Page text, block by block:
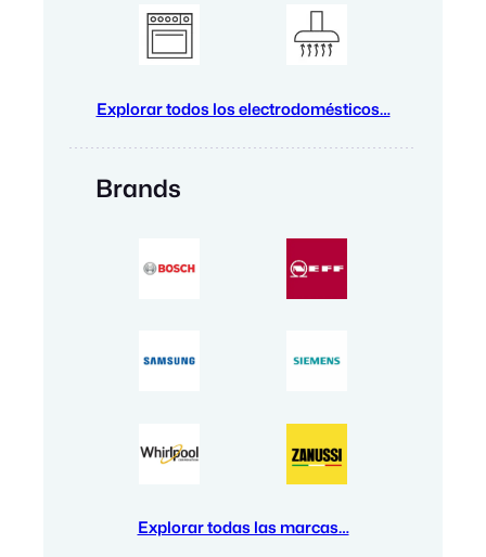
Explorar todos los electrodomésticos…
Brands
Explorar todas las marcas…